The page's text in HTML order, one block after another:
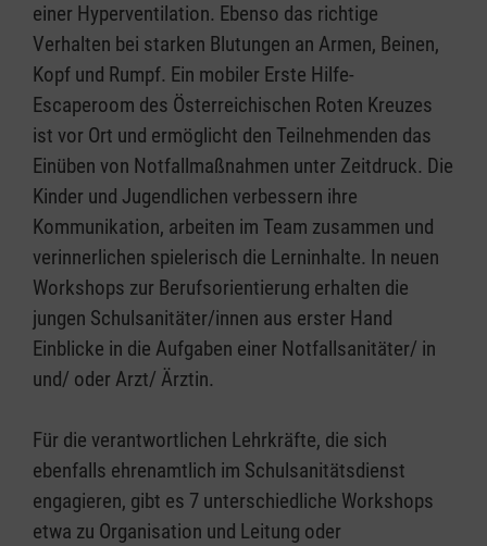
einer Hyperventilation. Ebenso das richtige
Verhalten bei starken Blutungen an Armen, Beinen,
Kopf und Rumpf. Ein mobiler Erste Hilfe-
Escaperoom des Österreichischen Roten Kreuzes
ist vor Ort und ermöglicht den Teilnehmenden das
Einüben von Notfallmaßnahmen unter Zeitdruck. Die
Kinder und Jugendlichen verbessern ihre
Kommunikation, arbeiten im Team zusammen und
verinnerlichen spielerisch die Lerninhalte. In neuen
Workshops zur Berufsorientierung erhalten die
jungen Schulsanitäter/innen aus erster Hand
Einblicke in die Aufgaben einer Notfallsanitäter/ in
und/ oder Arzt/ Ärztin.
Für die verantwortlichen Lehrkräfte, die sich
ebenfalls ehrenamtlich im Schulsanitätsdienst
engagieren, gibt es 7 unterschiedliche Workshops
etwa zu Organisation und Leitung oder